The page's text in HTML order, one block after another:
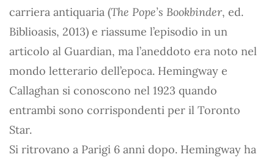
carriera antiquaria (The Pope’s Bookbinder, ed.
Biblioasis, 2013) e riassume l’episodio in un
articolo al Guardian, ma l’aneddoto era noto nel
mondo letterario dell’epoca. Hemingway e
Callaghan si conoscono nel 1923 quando
entrambi sono corrispondenti per il Toronto
Star.
Si ritrovano a Parigi 6 anni dopo. Hemingway ha